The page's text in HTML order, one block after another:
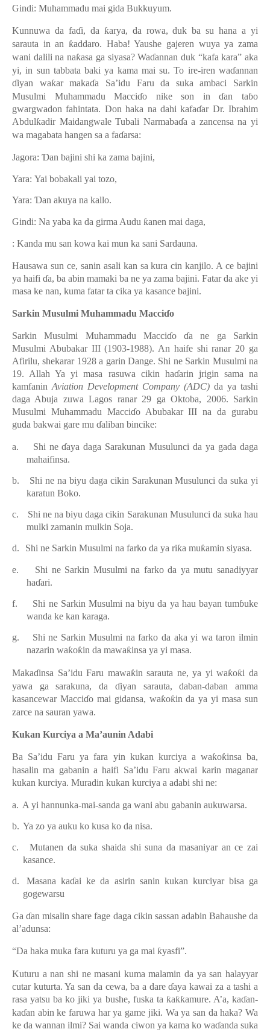
Gindi: Muhammadu mai gida Bukkuyum.
Kunnuwa da faɗi, da ƙarya, da rowa, duk ba su hana a yi
sarauta in an ƙaddaro. Haba! Yaushe gajeren wuya ya zama
wani dalili na naƙasa ga siyasa? Waɗannan duk “kafa kara” aka
yi, in sun tabbata baki ya kama mai su. To ire-iren waɗannan
ɗiyan waƙar makaɗa Sa’idu Faru da suka ambaci Sarkin
Musulmi Muhammadu Macciɗo nike son inɗan taɓo
gwargwadon fahintata. Don haka na dahi kafaɗar Dr. Ibrahim
Abdulƙadir Maidangwale Tubali Narmabaɗa a zancensa na yi
wa magabata hangen sa a faɗarsa:
Jagora: Ɗan bajini shi ka zama bajini,
Yara: Yai bobakali yai tozo,
Yara: Ɗan akuya na kallo.
Gindi: Na yaba ka da girma Audu ƙanen mai daga,
: Kanda mu san kowa kai mun ka sani Sardauna.
Hausawa sun ce, sanin asali kan sa kura cin kanjilo. A ce bajini
ya haifi ɗa, ba abin mamaki ba ne ya zama bajini. Fatar da ake yi
masa ke nan, kuma fatar ta cika ya kasance bajini.
Sarkin Musulmi Muhammadu Macciɗo
Sarkin Musulmi Muhammadu Macciɗoɗa ne ga Sarkin
Musulmi Abubakar III (1903-1988). An haife shi ranar 20 ga
Afirilu, shekarar 1928 a garin Dange. Shi ne Sarkin Musulmi na
19. Allah Ya yi masa rasuwa cikin haɗarin jrigin sama na
kamfanin Aviation Development Company (ADC) da ya tashi
daga Abuja zuwa Lagos ranar 29 ga Oktoba, 2006. Sarkin
Musulmi Muhammadu Macciɗo Abubakar III na da gurabu
guda bakwai gare mu ɗaliban bincike:
a. Shi ne ɗaya daga Sarakunan Musulunci da ya gada daga
mahaifinsa.
b.
Shi ne na biyu daga cikin Sarakunan Musulunci da suka yi
karatun Boko.
c.
Shi ne na biyu daga cikin Sarakunan Musulunci da suka hau
mulki zamanin mulkin Soja.
d. Shi ne Sarkin Musulmi na farko da ya riƙa muƙamin siyasa.
e.
Shi ne Sarkin Musulmi na farko da ya mutu sanadiyyar
haɗari.
f. Shi ne Sarkin Musulmi na biyu da ya hau bayan tumɓuke
wanda ke kan karaga.
g.
Shi ne Sarkin Musulmi na farko da aka yi wa taron ilmin
nazarin waƙoƙin da mawaƙinsa ya yi masa.
Makaɗinsa Sa’idu Faru mawaƙin sarauta ne, ya yi waƙoƙi da
yawa ga sarakuna, da ɗiyan sarauta, daban-daban amma
kasancewar Macciɗo mai gidansa, waƙoƙin da ya yi masa sun
zarce na sauran yawa.
Kukan Kurciya a Ma’aunin Adabi
Ba Sa’idu Faru ya fara yin kukan kurciya a waƙoƙinsa ba,
hasalin ma gabanin a haifi Sa’idu Faru akwai karin maganar
kukan kurciya. Muradin kukan kurciya a adabi shi ne:
a. A yi hannunka-mai-sanda ga wani abu gabanin aukuwarsa.
b. Ya zo ya auku ko kusa ko da nisa.
c.
Mutanen da suka shaida shi suna da masaniyar an ce zai
kasance.
d. Masana kaɗai ke da asirin sanin kukan kurciyar bisa ga
gogewarsu
Gaɗan misalin share fage daga cikin sassan adabin Bahaushe da
al’adunsa:
“Da haka muka fara kuturu ya ga mai ƙyasfi”.
Kuturu a nan shi ne masani kuma malamin da ya san halayyar
cutar kuturta. Ya san da cewa, ba a dareɗaya kawai za a tashi a
rasa yatsu ba ko jiki ya bushe, fuska ta ƙaƙƙamure. A’a, kaɗan-
kaɗan abin ke faruwa har ya game jiki. Wa ya san da haka? Wa
ke da wannan ilmi? Sai wanda ciwon ya kama ko waɗanda suka